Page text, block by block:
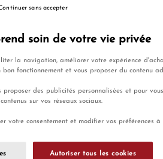
Envoi à
Livraison
gratuite
Payez en 4x
En achetant ce produit vous
soin de votre vie privée
la navigation, améliorer votre expérience
fonctionnement et vous proposer du contenu
des publicités personnalisées et pour
sur vos réseaux sociaux.
votre consentement et modifier vos préférences à
Autoriser tous les cookies
sans accepter